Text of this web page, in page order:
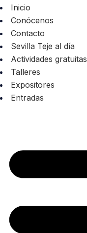
Inicio
Conócenos
Contacto
Sevilla Teje al día
Actividades gratuitas
Talleres
Expositores
Entradas